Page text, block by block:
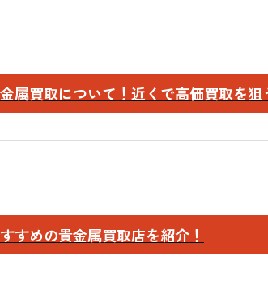
属買取について！近くで高価買取を狙
すめの貴金属買取店を紹介！